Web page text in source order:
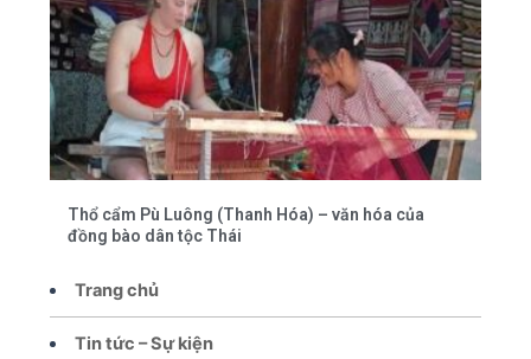
Trang chủ
Tin tức – Sự kiện
Thổ cẩm Pù Luông (Thanh Hóa) – văn hóa của
đồng bào dân tộc Thái